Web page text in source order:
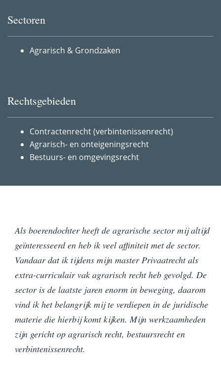
Sectoren
Agrarisch & Grondzaken
Rechtsgebieden
Contractenrecht (verbintenissenrecht)
Agrarisch- en onteigeningsrecht
Bestuurs- en omgevingsrecht
Als boerendochter heeft de agrarische sector mij altijd
geïnteresseerd en heb ik veel affiniteit met de sector.
Vandaar dat ik tijdens mijn master Privaatrecht als
extra-curriculair vak agrarisch recht heb gevolgd. De
sector is de laatste jaren enorm in beweging, daarom
vind ik het belangrijk mij te verdiepen in de juridische
materie die hierbij komt kijken. Mijn werkzaamheden
zijn gericht op agrarisch recht, bestuursrecht en
verbintenissenrecht.